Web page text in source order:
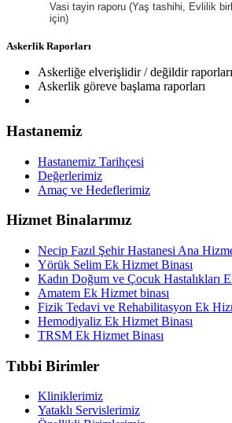
Vasi tayin raporu (Yaş tashihi, Evlilik
için)
Askerlik Raporları
Askerliğe elverişlidir / değildir raporları
Askerlik göreve başlama raporları
Hastanemiz
Hastanemiz Tarihçesi
Değerlerimiz
Amaç ve Hedeflerimiz
Hizmet Binalarımız
Necip Fazıl Şehir Hastanesi Ana
Yörük Selim Ek Hizmet Binası
Kadın Doğum ve Çocuk Hastalıkları
Amatem Ek Hizmet binası
Fizik Tedavi ve Rehabilitasyon Ek
Hemodiyaliz Ek Hizmet Binası
TRSM Ek Hizmet Binası
Tıbbi Birimler
Kliniklerimiz
Yataklı Servislerimiz